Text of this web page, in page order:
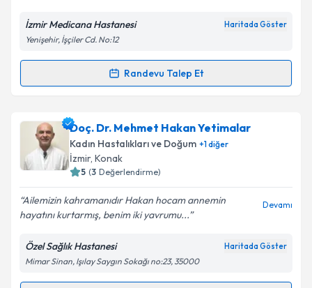
İzmir Medicana Hastanesi Haritada Göster
Yenişehir, İşçiler Cd. No:12
Randevu Talep Et
Randevu Takvimi Talebi
Doç. Dr. Aşkın Doğaniçin randevu takvimi talebi
oluşturun. Size bu uzmandan randevu almanız için bir
takvim hazırlandığında e-posta ile bilgilendireceğiz.
Kişisel verilerimin işlenmesine ilişkin
Aydınlatma
Metni'ni okudum ve kişisel verilerimin belirtilen
kapsamda işlenmesini kabul ediyorum.
Doç. Dr. Mehmet Hakan Yetimalar
Kadın Hastalıkları ve Doğum +1diğer
İzmir, Konak
5 (3 Değerlendirme)
Ailemizin kahramanıdır Hakan hocam annemin
hayatını kurtarmış, benim iki yavrumu...
Devamı
Özel Sağlık Hastanesi Haritada Göster
Mimar Sinan, Işılay Saygın Sokağı no:23, 35000